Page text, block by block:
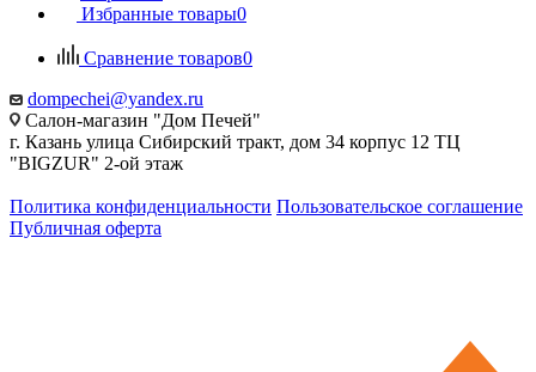
Избранные товары0
Сравнение товаров0
dompechei@yandex.ru
Салон-магазин "Дом Печей"
г. Казань улица Сибирский тракт, дом 34 корпус 12 ТЦ
"BIGZUR" 2-ой этаж
Политика конфиденциальности Пользовательское соглашение
Публичная оферта